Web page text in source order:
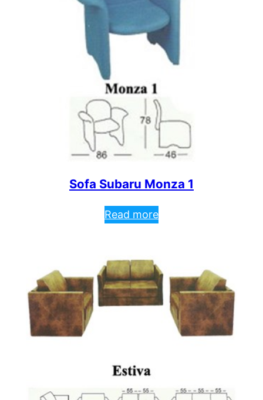
Sofa Subaru Monza 1
Read more